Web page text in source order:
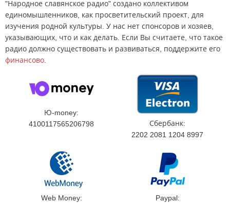
"Народное славянское радио" создано коллективом
единомышленников, как просветительский проект, для
изучения родной культуры. У нас нет спонсоров и хозяев,
указывающих, что и как делать. Если Вы считаете, что такое
радио должно существовать и развиваться, поддержите его
финансово.
Ю-money:
4100117565206798
Сбербанк:
2202 2081 1204 8997
Web Money:
Paypal: